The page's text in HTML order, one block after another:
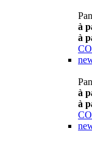
à
à
à
à